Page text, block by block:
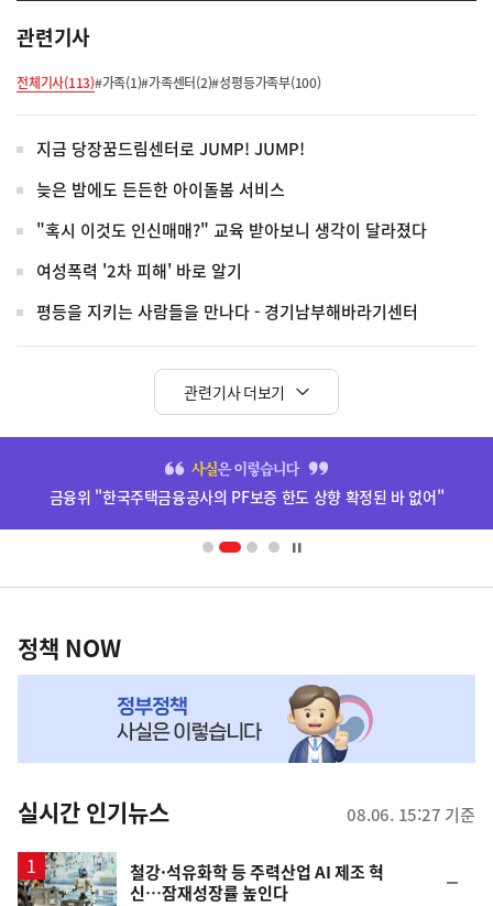
관련기사
전체기사(113)#가족(1)#가족센터(2)#성평등가족부(100)
지금 당장꿈드림센터로 JUMP! JUMP!
늦은 밤에도 든든한 아이돌봄 서비스
"혹시 이것도 인신매매?" 교육 받아보니 생각이 달라졌다
여성폭력 '2차 피해' 바로 알기
평등을 지키는 사람들을 만나다 - 경기남부해바라기센터
관련기사 더보기
배
영
금융위 "한국주택금융공사의 PF보증 한도 상향 확정된 바 없어"
책
NOW,
뉴
스
정책 NOW
실시간 인기뉴스 08.06. 15:27 기준
철강·석유화학 등 주력산업 AI 제조 혁
신…잠재성장률 높인다